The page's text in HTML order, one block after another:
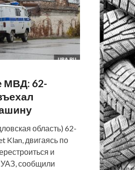
МВД: 62-
область) 62-
Klan, двигаясь по
и
УАЗ, сообщили